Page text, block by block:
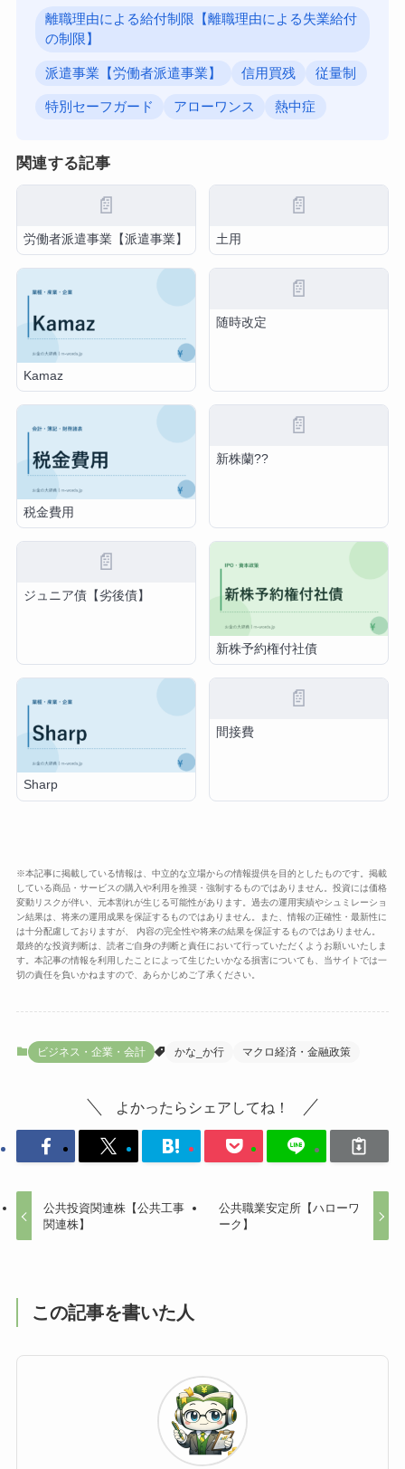
離職理由による給付制限【離職理由による失業給付
の制限】
派遣事業【労働者派遣事業】 信用買残 従量制
特別セーフガード アローワンス 熱中症
関連する記事
📄
労働者派遣事業【派遣事業】
📄
土用
Kamaz
📄
随時改定
税金費用
📄
新株蘭??
📄
ジュニア債【劣後債】
新株予約権付社債
Sharp
📄
間接費
※本記事に掲載している情報は、中立的な立場からの情報提供を目的としたものです。掲載
している商品・サービスの購入や利用を推奨・強制するものではありません。投資には価格
変動リスクが伴い、元本割れが生じる可能性があります。過去の運用実績やシュミレーショ
ン結果は、将来の運用成果を保証するものではありません。また、情報の正確性・最新性に
は十分配慮しておりますが、 内容の完全性や将来の結果を保証するものではありません。
最終的な投資判断は、読者ご自身の判断と責任において行っていただくようお願いいたしま
す。本記事の情報を利用したことによって生じたいかなる損害についても、当サイトでは一
切の責任を負いかねますので、あらかじめご了承ください。
ビジネス・企業・会計 かな_か行 マクロ経済・金融政策
よかったらシェアしてね！
公共投資関連株【公共工事
関連株】
公共職業安定所【ハローワ
ーク】
この記事を書いた人